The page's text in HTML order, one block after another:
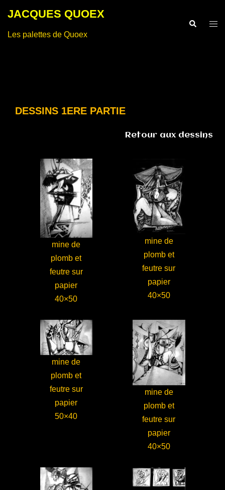
JACQUES QUOEX
Les palettes de Quoex
Rechercher
DESSINS 1ERE PARTIE
Retour aux dessins
mine de
plomb et
feutre sur
papier
40×50
mine de
plomb et
feutre sur
papier
40×50
mine de
plomb et
feutre sur
papier
50×40
mine de
plomb et
feutre sur
papier
40×50